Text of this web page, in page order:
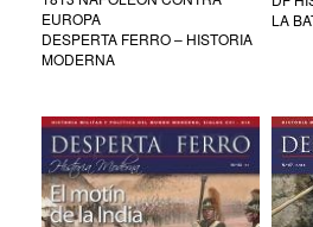
EUROPA
DESPERTA FERRO – HISTORIA
MODERNA
LA